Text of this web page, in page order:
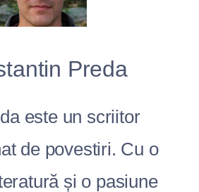
Preda
este un scriitor
de povestiri. Cu o
și o pasiune